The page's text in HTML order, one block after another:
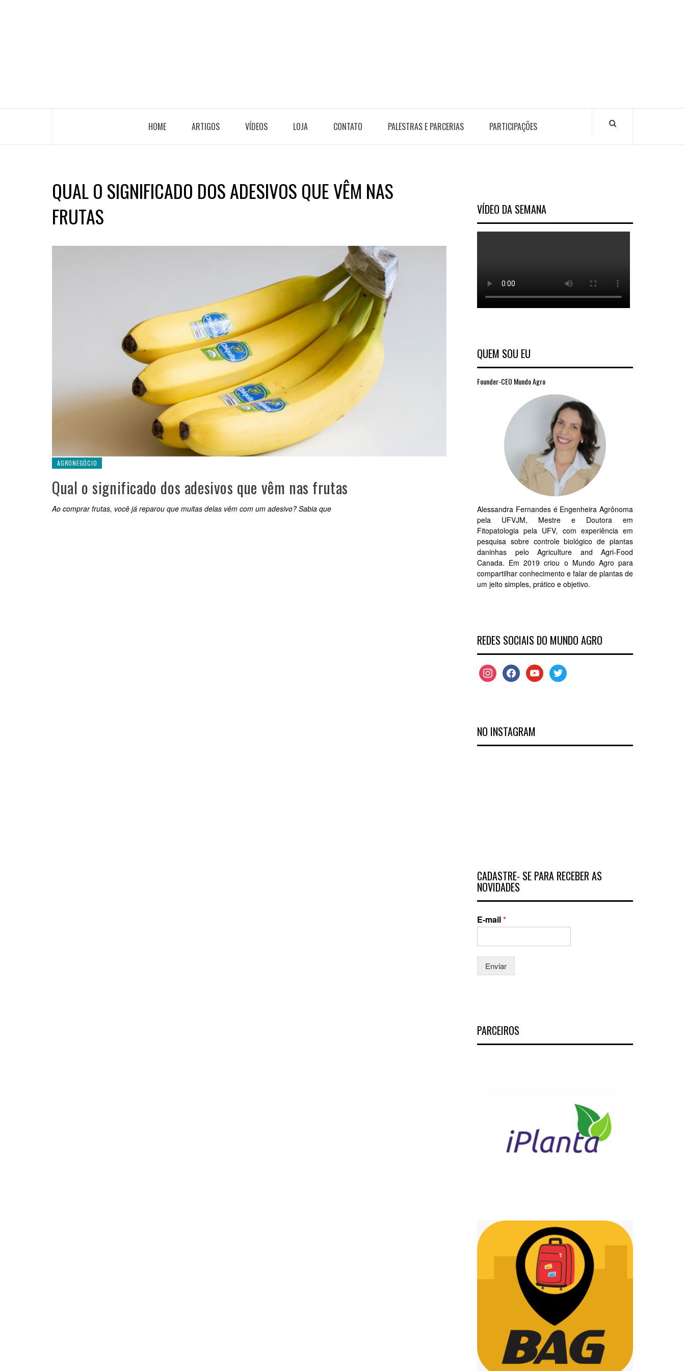
HOME ARTIGOS VÍDEOS LOJA CONTATO PALESTRAS E PARCERIAS PARTICIPAÇÕES
QUAL O SIGNIFICADO DOS ADESIVOS QUE VÊM NAS
FRUTAS
AGRONEGÓCIO
Qual o significado dos adesivos que vêm nas frutas
Ao comprar frutas, você já reparou que muitas delas vêm com um adesivo? Sabia que
VÍDEO DA SEMANA
QUEM SOU EU
Founder-CEO Mundo Agro
Alessandra Fernandes é Engenheira Agrônoma
pela UFVJM, Mestre e Doutora em
Fitopatologia pela UFV, com experiência em
pesquisa sobre controle biológico de plantas
daninhas pelo Agriculture and Agri-Food
Canada. Em 2019 criou o Mundo Agro para
compartilhar conhecimento e falar de plantas de
um jeito simples, prático e objetivo.
REDES SOCIAIS DO MUNDO AGRO
NO INSTAGRAM
CADASTRE- SE PARA RECEBER AS
NOVIDADES
E-mail*
Enviar
PARCEIROS